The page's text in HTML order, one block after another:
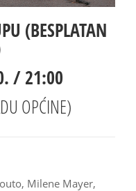
(BESPLATAN
/ 21:00
OPĆINE)
Milene Mayer,